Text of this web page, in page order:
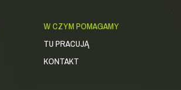
W CZYM POMAGAMY
TU PRACUJĄ
KONTAKT